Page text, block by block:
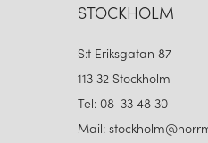
STOCKHOLM
S:t Eriksgatan 87
113 32 Stockholm
Tel: 08-33 48 30
Mail: